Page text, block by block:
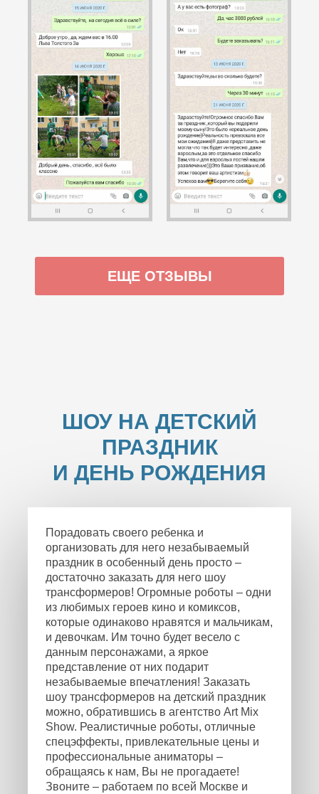
ЕЩЕ ОТЗЫВЫ
ШОУ НА ДЕТСКИЙ
ПРАЗДНИК
И ДЕНЬ РОЖДЕНИЯ
Порадовать своего ребенка и
организовать для него незабываемый
праздник в особенный день просто –
достаточно заказать для него шоу
трансформеров! Огромные роботы – одни
из любимых героев кино и комиксов,
которые одинаково нравятся и мальчикам,
и девочкам. Им точно будет весело с
данным персонажами, а яркое
представление от них подарит
незабываемые впечатления! Заказать
шоу трансформеров на детский праздник
можно, обратившись в агентство Art Mix
Show. Реалистичные роботы, отличные
спецэффекты, привлекательные цены и
профессиональные аниматоры –
обращаясь к нам, Вы не прогадаете!
Звоните – работаем по всей Москве и